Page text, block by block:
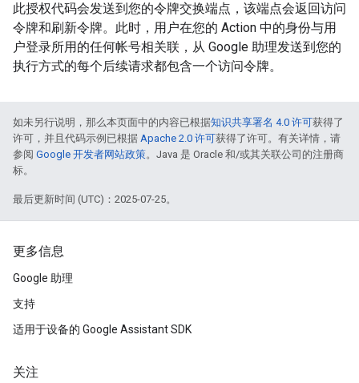
此授权代码会发送到您的令牌交换端点，该端点会返回访问
令牌和刷新令牌。此时，用户在您的 Action 中的身份与用
户登录所用的任何帐号相关联，从 Google 助理发送到您的
执行方式的每个后续请求都包含一个访问令牌。
如未另行说明，那么本页面中的内容已根据知识共享署名 4.0 许可获得了
许可，并且代码示例已根据 Apache 2.0 许可获得了许可。有关详情，请
参阅 Google 开发者网站政策。Java 是 Oracle 和/或其关联公司的注册商
标。
最后更新时间 (UTC)：2025-07-25。
更多信息
Google 助理
支持
适用于设备的 Google Assistant SDK
关注